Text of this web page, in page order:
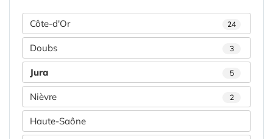
Côte-d'Or 24
Doubs 3
Jura 5
Nièvre 2
Haute-Saône